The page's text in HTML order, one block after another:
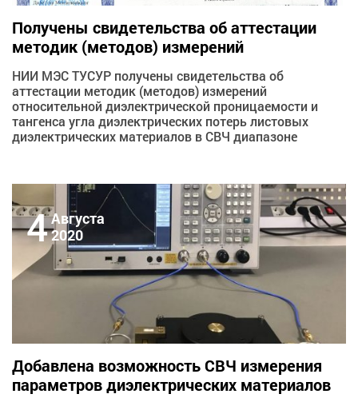
Получены свидетельства об аттестации
методик (методов) измерений
НИИ МЭС ТУСУР получены свидетельства об
аттестации методик (методов) измерений
относительной диэлектрической проницаемости и
тангенса угла диэлектрических потерь листовых
диэлектрических материалов в СВЧ диапазоне
4Августа
2020
Добавлена возможность СВЧ измерения
параметров диэлектрических материалов